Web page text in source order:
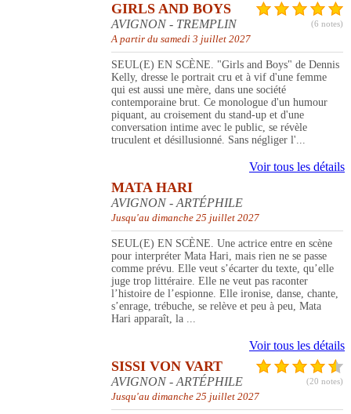
(6 notes)
GIRLS AND BOYS
AVIGNON - TREMPLIN
A partir du samedi 3 juillet 2027
SEUL(E) EN SCÈNE. "Girls and Boys" de Dennis
Kelly, dresse le portrait cru et à vif d'une femme
qui est aussi une mère, dans une société
contemporaine brut. Ce monologue d'un humour
piquant, au croisement du stand-up et d'une
conversation intime avec le public, se révèle
truculent et désillusionné. Sans négliger l'...
Voir tous les détails
MATA HARI
AVIGNON - ARTÉPHILE
Jusqu'au dimanche 25 juillet 2027
SEUL(E) EN SCÈNE. Une actrice entre en scène
pour interpréter Mata Hari, mais rien ne se passe
comme prévu. Elle veut s’écarter du texte, qu’elle
juge trop littéraire. Elle ne veut pas raconter
l’histoire de l’espionne. Elle ironise, danse, chante,
s’enrage, trébuche, se relève et peu à peu, Mata
Hari apparaît, la ...
Voir tous les détails
(20 notes)
SISSI VON VART
AVIGNON - ARTÉPHILE
Jusqu'au dimanche 25 juillet 2027